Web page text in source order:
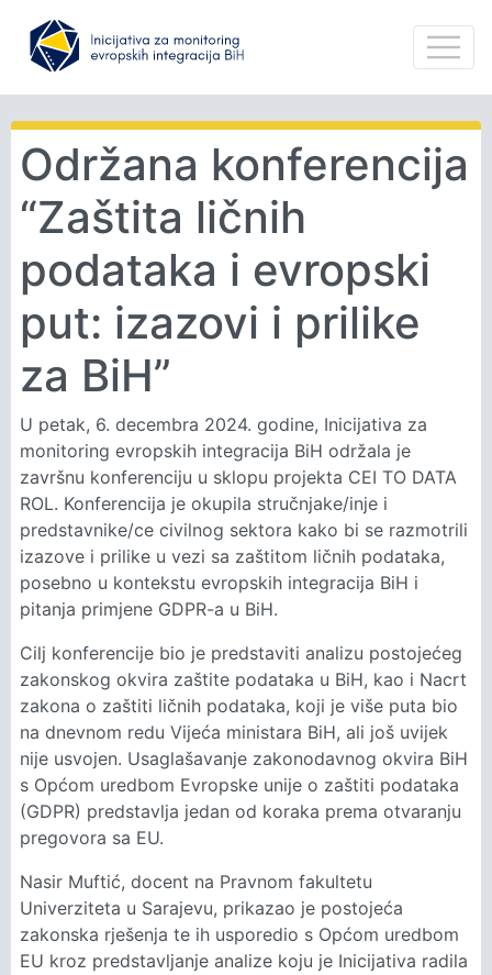
Održana konferencija
“Zaštita ličnih
podataka i evropski
put: izazovi i prilike
za BiH”
U petak, 6. decembra 2024. godine, Inicijativa za
monitoring evropskih integracija BiH održala je
završnu konferenciju u sklopu projekta CEI TO DATA
ROL. Konferencija je okupila stručnjake/inje i
predstavnike/ce civilnog sektora kako bi se razmotrili
izazove i prilike u vezi sa zaštitom ličnih podataka,
posebno u kontekstu evropskih integracija BiH i
pitanja primjene GDPR-a u BiH.
Cilj konferencije bio je predstaviti analizu postojećeg
zakonskog okvira zaštite podataka u BiH, kao i Nacrt
zakona o zaštiti ličnih podataka, koji je više puta bio
na dnevnom redu Vijeća ministara BiH, ali još uvijek
nije usvojen. Usaglašavanje zakonodavnog okvira BiH
s Općom uredbom Evropske unije o zaštiti podataka
(GDPR) predstavlja jedan od koraka prema otvaranju
pregovora sa EU.
Nasir Muftić, docent na Pravnom fakultetu
Univerziteta u Sarajevu, prikazao je postojeća
zakonska rješenja te ih usporedio s Općom uredbom
EU kroz predstavljanje analize koju je Inicijativa radila